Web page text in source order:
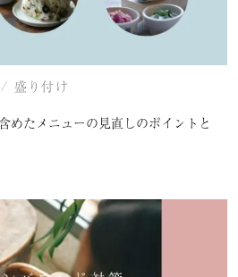
/ 盛り付け
めたメニューの見直しのポイントと